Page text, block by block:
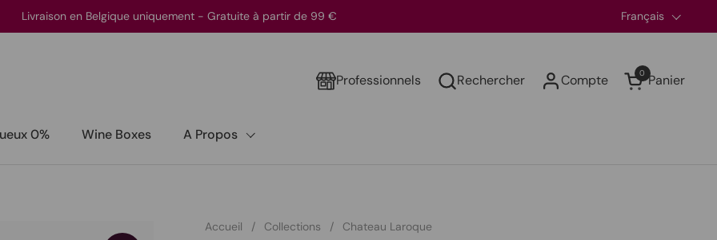
Livraison en Belgique uniquement - Gratuite à partir de 99 € Langue
Français
Professionnels Rechercher Compte Ouvrir le panier
Panier
0
0% Wine Boxes A Propos
Accueil / Collections / Chateau Laroque